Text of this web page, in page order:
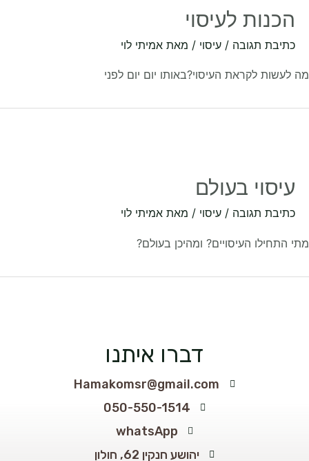
הכנות לעיסוי
כתיבת תגובה /עיסוי/ מאתאמיתי לוי
לקראת העיסוי?באותו יום יום לפני
עיסוי בעולם
כתיבת תגובה /עיסוי/ מאתאמיתי לוי
התחילו העיסויים? ומהיכן בעולם?
דברו איתנו
Hamakomsr@gmail.com
050-550-1514
whatsApp
יהושע חנקין 62, חולון